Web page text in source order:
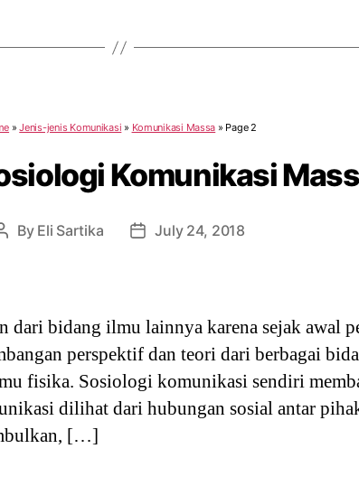
»Jenis-jenis Komunikasi » Komunikasi Massa » Page 2
Komunikasi
Post
By Eli Sartika
PostJuly 24, 2018
bidang ilmu lainnya karena sejak awal
perspektif dan teori dari berbagai
fisika. Sosiologi komunikasi sendiri
dilihat dari hubungan sosial antar
[…]